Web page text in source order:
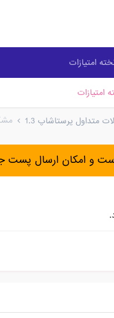
امتیازات
امتیازات
متداول پرستاشاپ 1.3
و امکان ارسال پست